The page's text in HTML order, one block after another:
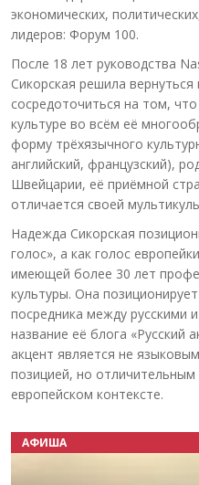
экономических,
лидеров: Форум 100.
После 18 лет руководства
Сикорская решила
сосредоточиться на том,
культуре во всём её
форму трёхязычного
английский, французский),
Швейцарии, её приёмной
отличается своей
Надежда Сикорская
голос», а как голос
имеющей более 30 лет
культуры. Она
посредника между русскими
название её блога «Русский
акцент является не
позицией, но
европейском контексте.
АФИША